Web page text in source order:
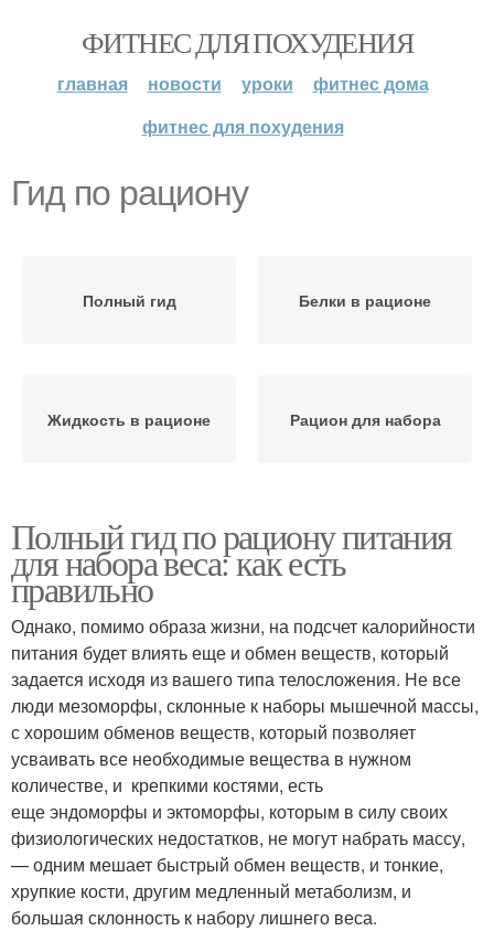
ФИТНЕС ДЛЯ ПОХУДЕНИЯ
главная новости уроки
фитнес дома
фитнес для похудения
Гид по рациону
Полный гид Белки в рационе
Жидкость в рационе Рацион для набора
Полный гид по рациону питания
для набора веса: как есть
правильно
Однако, помимо образа жизни, на подсчет калорийности
питания будет влиять еще и обмен веществ, который
задается исходя из вашего типа телосложения. Не все
люди мезоморфы, склонные к наборы мышечной массы,
с хорошим обменов веществ, который позволяет
усваивать все необходимые вещества в нужном
количестве, и крепкими костями, есть
еще эндоморфы и эктоморфы, которым в силу своих
физиологических недостатков, не могут набрать массу,
— одним мешает быстрый обмен веществ, и тонкие,
хрупкие кости, другим медленный метаболизм, и
большая склонность к набору лишнего веса.